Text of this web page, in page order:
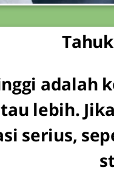
adalah
lebih.
serius,